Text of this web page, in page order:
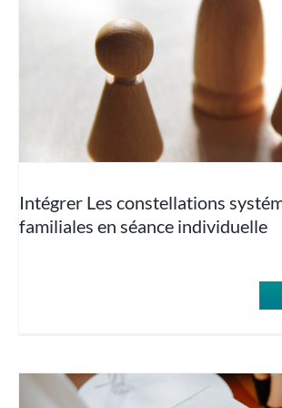
Clean Language
Hypnose classique et inductions rapides
Hypnose et Addictions
Intégrer Les constellations
familiales en séance individuelle